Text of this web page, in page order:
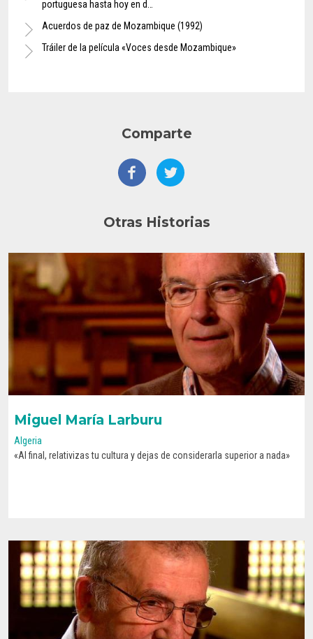
portuguesa hasta hoy en d…
Acuerdos de paz de Mozambique (1992)
Tráiler de la película «Voces desde Mozambique»
Comparte
Otras Historias
Miguel María Larburu
Algeria
«Al final, relativizas tu cultura y dejas de considerarla superior a nada»
CONOCE SU HISTORIA